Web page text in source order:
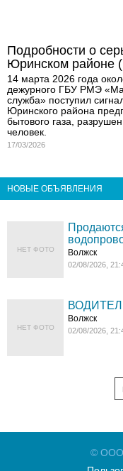
Подробности о
Юринском районе
14 марта 2026 года
дежурного ГБУ РМЭ
служба» поступил
Юринского района
бытового газа,
человек.
17/03/2026
НОВЫЕ ОБЪЯВЛЕНИЯ
НЕТ ФОТО Волжск
02/08/2026,
НЕТ ФОТО
Волжск
02/08/2026,
© ООО